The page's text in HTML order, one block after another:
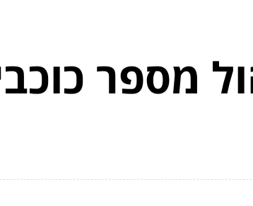
מספר